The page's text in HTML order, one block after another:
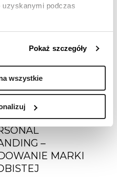
podczas
Pokaż szczegóły
wszystkie
I METODY
się
–
MARKI